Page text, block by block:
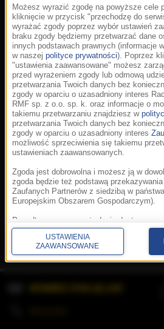
Korzystanie z portalu
Prywatność.Aplikacje.©
Fakty Grupa RMF
Możesz wyrazić zgodę na powyższe cele
kliknięcie w przycisk "przechodzę do
wyrażać zgody poprzez wybór ustawień
braku zgody będziemy przetwarzać dane
innych podstawach prawnych (informacje
w naszej polityce prywatności). Poprzez
"ustawienia zaawansowane" możesz
przed wyrażeniem zgody lub odmową
przetwarzania Twoich danych bez
zgody w oparciu o uzasadniony interes
RMF sp. z o.o. sp. k. oraz informacje o
takiemu przetwarzaniu znajdziesz w
przetwarzania Twoich danych bez
zgody w oparciu o uzasadniony interes
możliwość sprzeciwienia się takiemu
ustawieniach zaawansowanych.
Zgoda jest dobrowolna i możesz ją w
zgoda będzie też podstawą
Zaufanych Partnerów z siedzibą w
Europejskim Obszarem Gospodarczym).
Ponadto masz prawo żądania dostępu,
ograniczenia przetwarzania danych, a
Prezesa Urzędu Ochrony Danych
znajdziesz informacje jak wykonać swoje
informacje na temat przetwarzania Twoich
USTAWIENIA
ZAAWANSOWANE